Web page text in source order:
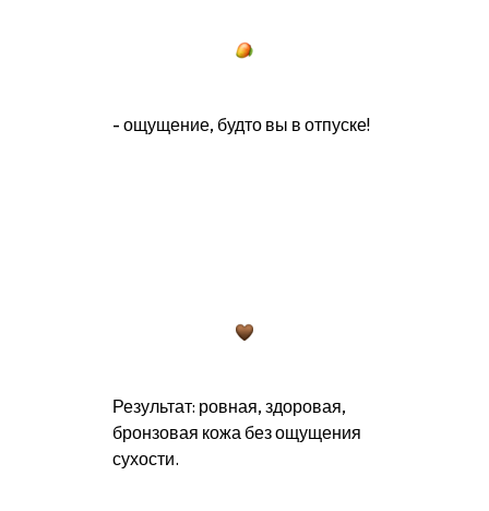
- ощущение, будто вы в отпуске!
Результат: ровная, здоровая,
бронзовая кожа без ощущения
сухости.